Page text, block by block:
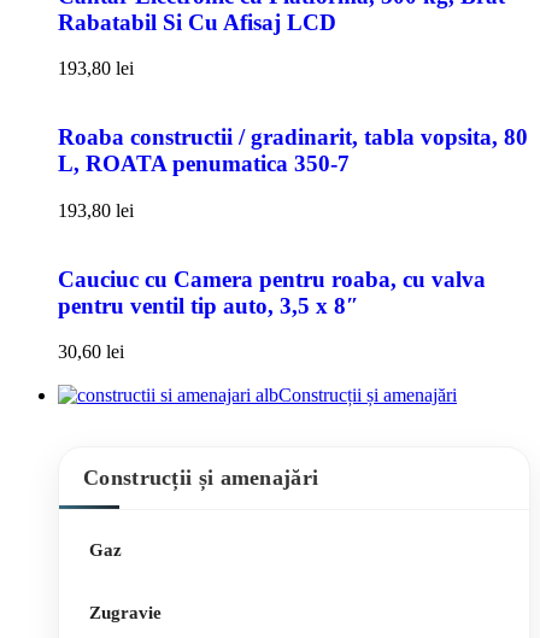
Rabatabil Si Cu Afisaj LCD
193,80 lei
Roaba constructii / gradinarit, tabla vopsita, 80
L, ROATA penumatica 350-7
193,80 lei
Cauciuc cu Camera pentru roaba, cu valva
pentru ventil tip auto, 3,5 x 8″
30,60 lei
Construcții și amenajări
Construcții și amenajări
Gaz
Zugravie